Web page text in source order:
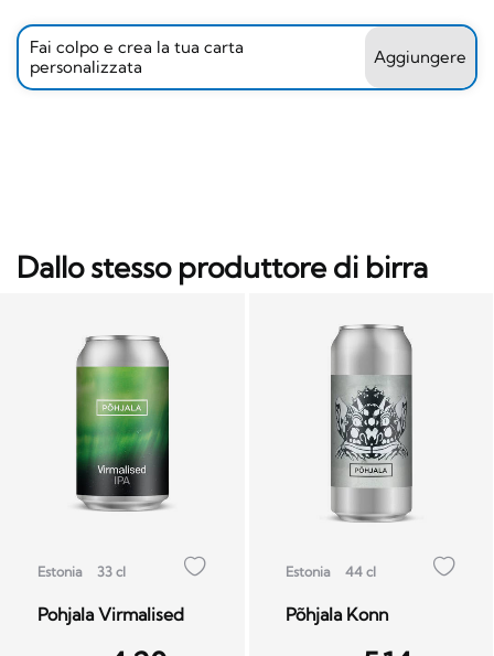
Fai colpo e crea la tua carta
personalizzata
Aggiungere
Dallo stesso produttore di birra
Estonia 33 cl
Pohjala Virmalised
Estonia 44 cl
Põhjala Konn